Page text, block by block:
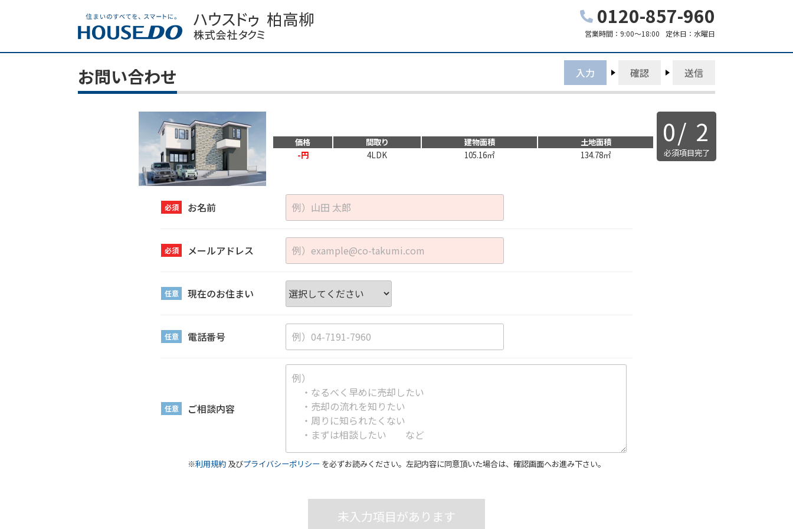
0120-857-960
営業時間： 9:00～18:00 定休日： 水曜日
お問い合わせ
0/ 2
必須項目完了
入力 確認 送信
価格 間取り 建物面積
土地面積
-円
4LDK 105.16㎡ 134.78㎡
必須 お名前
必須 メールアドレス
任意 現在のお住まい
任意 電話番号
任意 ご相談内容
※利用規約 及びプライバシーポリシー を必ずお読みください。左記内容に同意頂いた場合は、確認画面へお進み下さい。
未入力項目があります